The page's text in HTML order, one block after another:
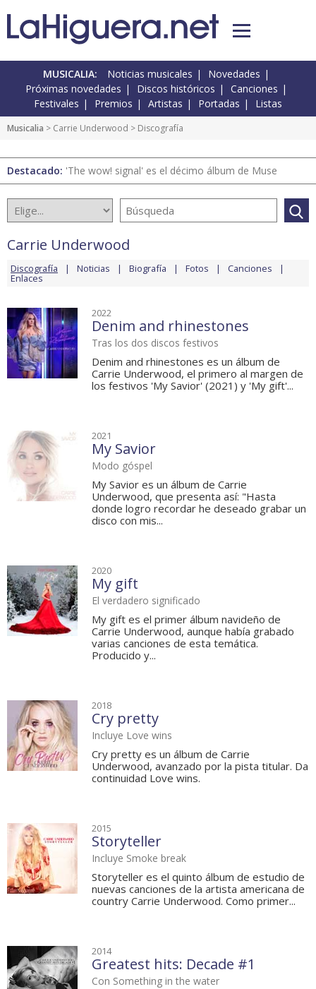
MUSICALIA: Noticias musicales
Novedades
Próximas novedades
Discos históricos
Canciones
Festivales
Premios Artistas Portadas Listas
Musicalia > Carrie Underwood > Discografía
Destacado: 'The wow! signal' es el décimo álbum de Muse
Carrie Underwood
Discografía Noticias Biografía Fotos Canciones
Enlaces
2022
Denim and rhinestones
Tras los dos discos festivos
Denim and rhinestones es un álbum de
Carrie Underwood, el primero al margen de
los festivos 'My Savior' (2021) y 'My gift'...
2021
My Savior
Modo góspel
My Savior es un álbum de Carrie
Underwood, que presenta así: "Hasta
donde logro recordar he deseado grabar un
disco con mis...
2020
My gift
El verdadero significado
My gift es el primer álbum navideño de
Carrie Underwood, aunque había grabado
varias canciones de esta temática.
Producido y...
2018
Cry pretty
Incluye Love wins
Cry pretty es un álbum de Carrie
Underwood, avanzado por la pista titular. Da
continuidad Love wins.
2015
Storyteller
Incluye Smoke break
Storyteller es el quinto álbum de estudio de
nuevas canciones de la artista americana de
country Carrie Underwood. Como primer...
2014
Greatest hits: Decade #1
Con Something in the water